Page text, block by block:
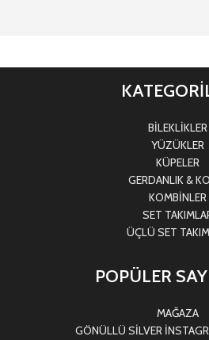
BİLEKLİKLER
YÜZÜKLER
KÜPELER
GERDANLIK &
KOMBİNLER
SET
ÜÇLÜ SET
POPÜLER
MAĞAZA
GÖNÜLLÜ SİLVER